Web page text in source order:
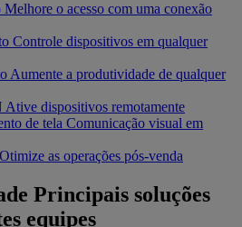
Melhore o acesso com uma conexão
Controle dispositivos em qualquer
Aumente a produtividade de qualquer
Ative dispositivos remotamente
de tela Comunicação visual em
Otimize as operações pós-venda
Principais soluções
equipes